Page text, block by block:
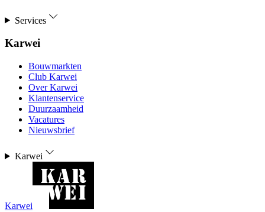
Services
Karwei
Bouwmarkten
Club Karwei
Over Karwei
Klantenservice
Duurzaamheid
Vacatures
Nieuwsbrief
Karwei
Karwei